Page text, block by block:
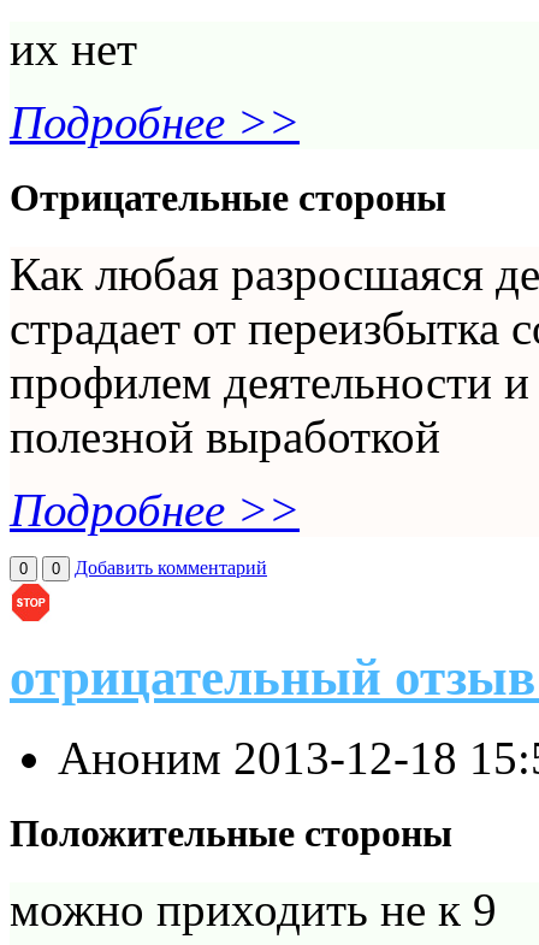
их нет
Подробнее >>
Отрицательные стороны
Как любая разросшаяся
страдает от переизбытка
профилем деятельности
полезной выработкой
Подробнее >>
0 0 Добавить комментарий
отрицательный
Аноним 2013-12-18
Положительные стороны
можно приходить не к 9